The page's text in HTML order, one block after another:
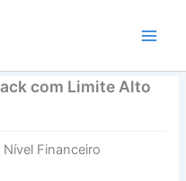
com Limite Alto
Financeiro